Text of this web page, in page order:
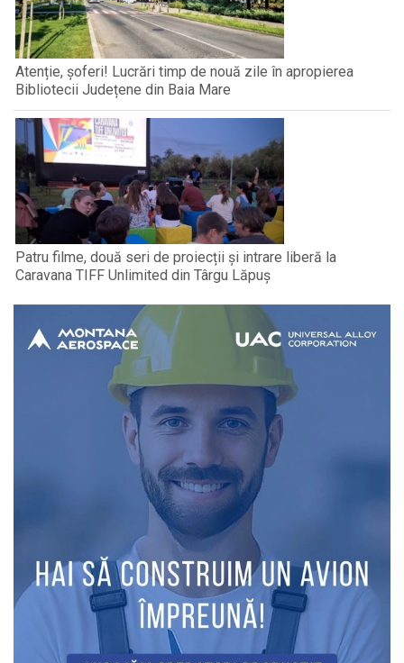
Atenție, șoferi! Lucrări timp de nouă zile în apropierea
Bibliotecii Județene din Baia Mare
Patru filme, două seri de proiecții și intrare liberă la
Caravana TIFF Unlimited din Târgu Lăpuș